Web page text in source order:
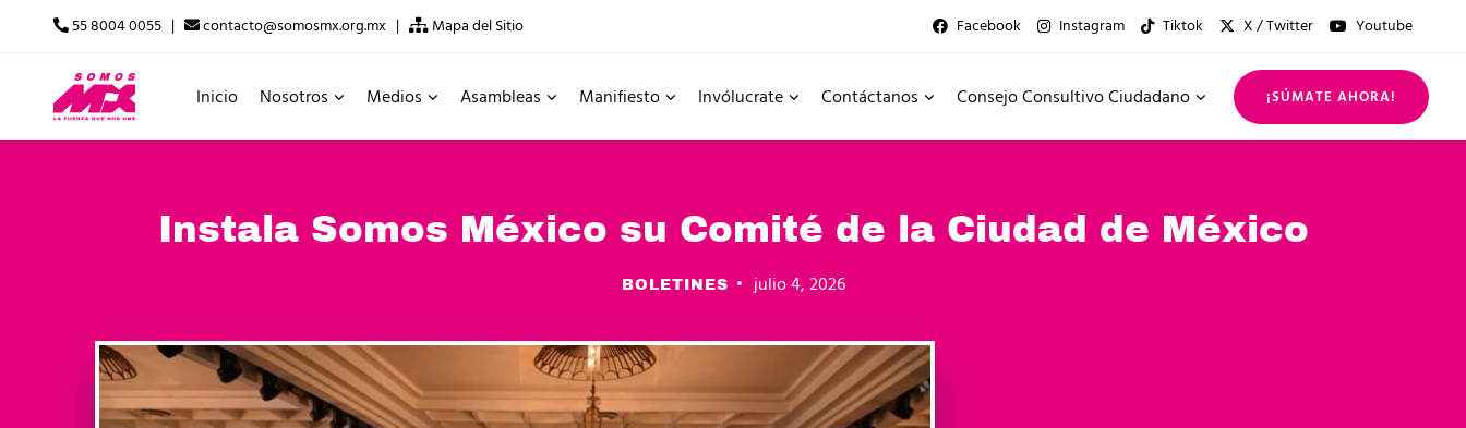
55 8004 0055 | contacto@somosmx.org.mx | Mapa del Sitio Facebook Instagram Tiktok X / Twitter Youtube
Inicio Nosotros Medios Asambleas Manifiesto Invólucrate Contáctanos Consejo Consultivo Ciudadano ¡SÚMATE AHORA!
Instala Somos México su Comité de la Ciudad de México
BOLETINES julio 4, 2026